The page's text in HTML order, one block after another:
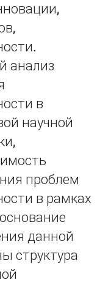
анализ
в
научной
проблем
в рамках
данной
структура